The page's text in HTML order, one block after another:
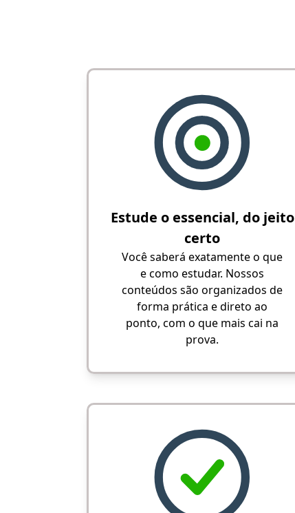
Estude o essencial, do jeito
certo
Você saberá exatamente o que
e como estudar. Nossos
conteúdos são organizados de
forma prática e direto ao
ponto, com o que mais cai na
prova.